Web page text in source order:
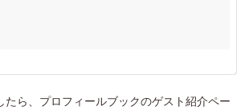
たら、プロフィールブックのゲスト紹介ペー